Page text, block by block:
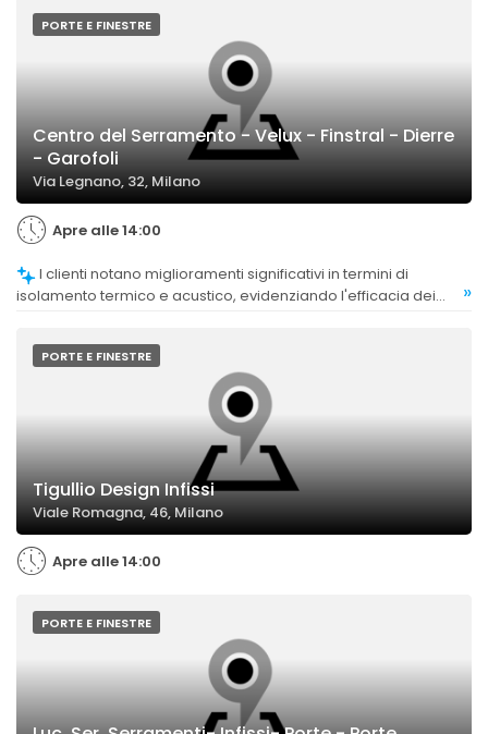
PORTE E FINESTRE
Centro del Serramento - Velux - Finstral - Dierre
- Garofoli
Via Legnano, 32, Milano
Apre alle 14:00
isolamento termico e acustico, evidenziando l'efficacia dei
»
PORTE E FINESTRE
Tigullio Design Infissi
Viale Romagna, 46, Milano
Apre alle 14:00
PORTE E FINESTRE